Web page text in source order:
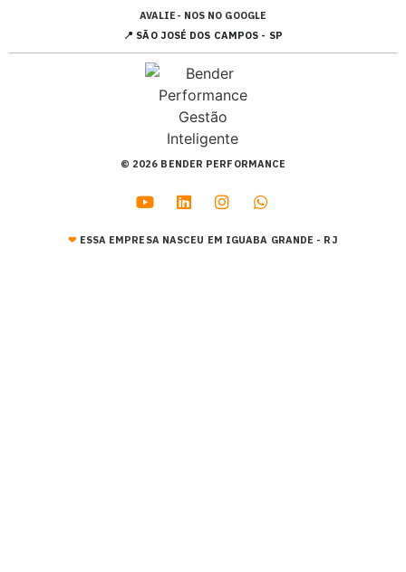
AVALIE- NOS NO GOOGLE
📍 SÃO JOSÉ DOS CAMPOS - SP
© 2026 BENDER PERFORMANCE
❤︎ ESSA EMPRESA NASCEU EM IGUABA GRANDE - RJ